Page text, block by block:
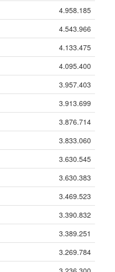
4.958.185
4.543.966
4.133.475
4.095.400
3.957.403
3.913.699
3.876.714
3.833.060
3.630.545
3.630.383
3.469.523
3.390.832
3.389.251
3.269.784